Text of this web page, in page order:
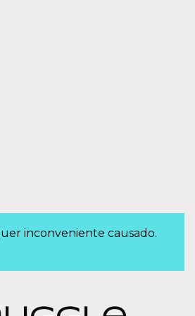
inconveniente causado.